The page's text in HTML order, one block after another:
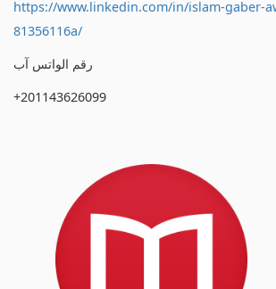
https://www.linkedin.com/in/islam-gaber-
81356116a/
رقم الواتس آب
+201143626099